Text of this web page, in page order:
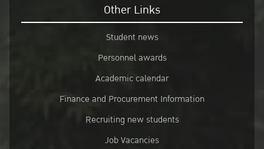
Other Links
Student news
Personnel awards
Academic calendar
Finance and Procurement Information
Recruiting new students
Job Vacancies